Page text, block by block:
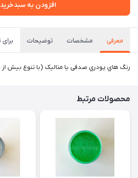
افزودن به سبدخرید
معرفی مشخصات توضیحات
رنگ هاي پودري صدفی یا متالیک (با تنوع بیش از ۴۰ رنگ)
محصولات مرتبط